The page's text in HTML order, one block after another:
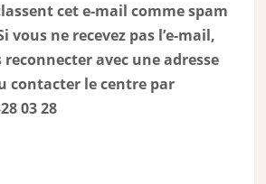
cet e-mail comme spam
vous ne recevez pas l’e-mail,
reconnecter avec une adresse
contacter le centre par
03 28